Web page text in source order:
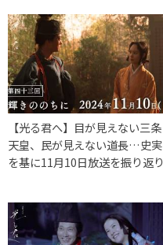
【光る君へ】目が見えない三条
天皇、民が見えない道長…史実
を基に11月10日放送を振り返り